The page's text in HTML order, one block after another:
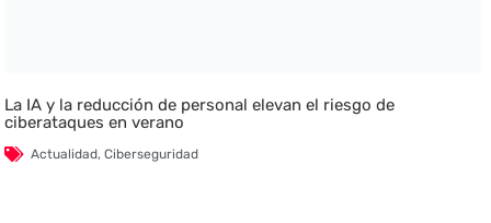
La IA y la reducción de personal elevan el riesgo de
ciberataques en verano
Actualidad,Ciberseguridad